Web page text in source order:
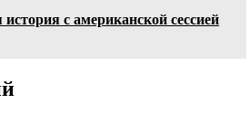
с американской сессией